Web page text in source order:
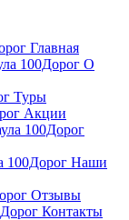
Главная
О
Туры
Акции
Наши
Отзывы
Контакты